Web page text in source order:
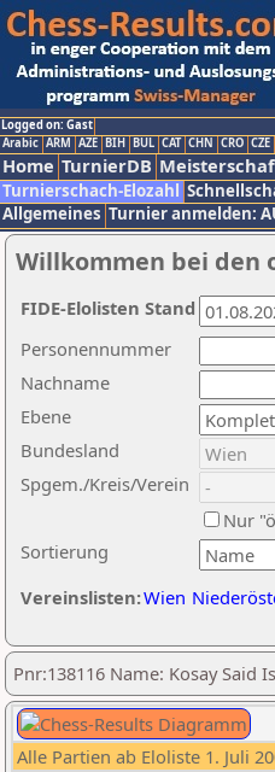
Logged on: Gast
Arabic ARM AZE BIH BUL CAT CHN CRO CZE
Home TurnierDB
Turnierschach-Elozahl
Allgemeines Turnier anmelden:
Willkommen bei den
Nachname
Ebene
Sortierung
Personennummer
Bundesland
Spgem./Kreis/Verein
Nur
Vereinslisten:Wien
FIDE-Elolisten Stand
Pnr:138116 Name: Kosay Said
Alle Partien ab Eloliste 1. Juli